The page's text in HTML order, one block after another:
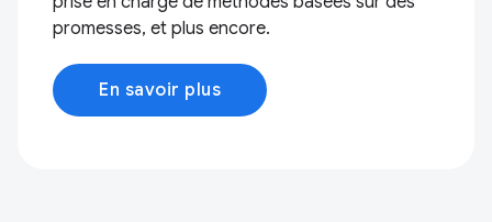
promesses, et plus encore.
En savoir plus